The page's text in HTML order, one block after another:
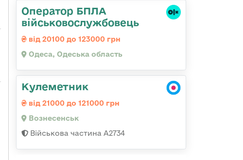
Оператор БПЛА
військовослужбовець
від 20100 до 123000 грн
Одеса, Одеська область
Кулеметник
від 21000 до 121000 грн
Вознесенськ
Військова частина А2734